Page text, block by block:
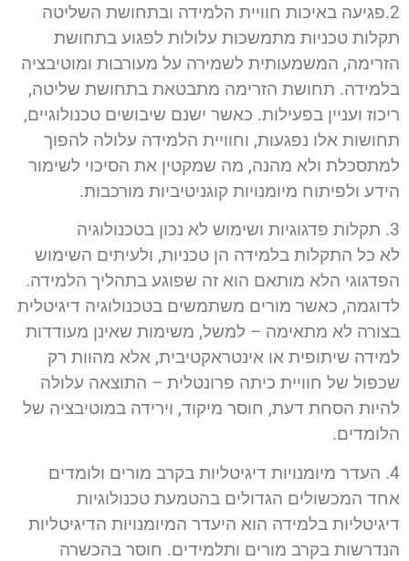
2.פגיעה באיכות חוויית הלמידה ובתחושת השליטה
תקלות טכניות מתמשכות עלולות לפגוע בתחושת
הזרימה, המשמעותית לשמירה על מעורבות ומוטיבציה
בלמידה. תחושת הזרימה מתבטאת בתחושת שליטה,
ריכוז ועניין בפעילות. כאשר ישנם שיבושים טכנולוגיים,
תחושות אלו נפגעות, וחוויית הלמידה עלולה להפוך
למתסכלת ולא מהנה, מה שמקטין את הסיכוי לשימור
הידע ולפיתוח מיומנויות קוגניטיביות מורכבות.
3. תקלות פדגוגיות ושימוש לא נכון בטכנולוגיה
לא כל התקלות בלמידה הן טכניות, ולעיתים השימוש
הפדגוגי הלא מותאם הוא זה שפוגע בתהליך הלמידה.
לדוגמה, כאשר מורים משתמשים בטכנולוגיה דיגיטלית
בצורה לא מתאימה – למשל, משימות שאינן מעודדות
למידה שיתופית או אינטראקטיבית, אלא מהוות רק
שכפול של חוויית כיתה פרונטלית – התוצאה עלולה
להיות הסחת דעת, חוסר מיקוד, וירידה במוטיבציה של
הלומדים.
4. העדר מיומנויות דיגיטליות בקרב מורים ולומדים
אחד המכשולים הגדולים בהטמעת טכנולוגיות
דיגיטליות בלמידה הוא היעדר המיומנויות הדיגיטליות
הנדרשות בקרב מורים ותלמידים. חוסר בהכשרה